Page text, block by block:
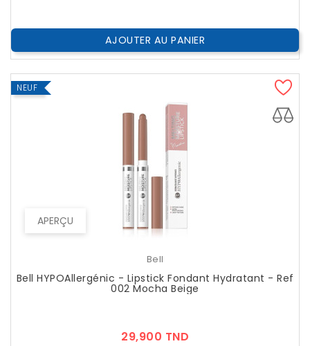
AJOUTER AU PANIER
APERÇU
NEUF
Bell
Bell HYPOAllergénic - Lipstick Fondant Hydratant - Ref
002 Mocha Beige
29,900 TND